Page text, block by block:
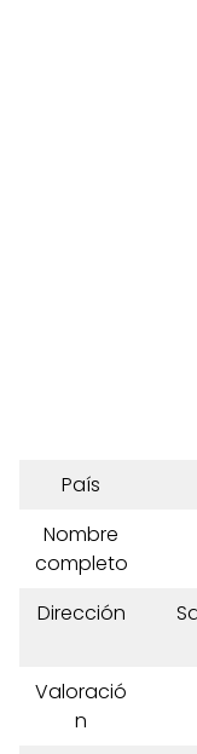
País
Nombre
completo
Dirección
Valoració
n